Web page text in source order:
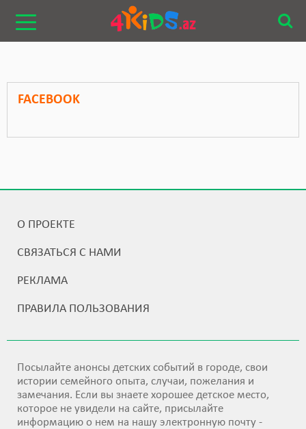
FACEBOOK
О ПРОЕКТЕ
СВЯЗАТЬСЯ С НАМИ
РЕКЛАМА
ПРАВИЛА ПОЛЬЗОВАНИЯ
Посылайте анонсы детских событий в городе, свои
истории семейного опыта, случаи, пожелания и
замечания. Если вы знаете хорошее детское место,
которое не увидели на сайте, присылайте
информацию о нем на нашу электронную почту -